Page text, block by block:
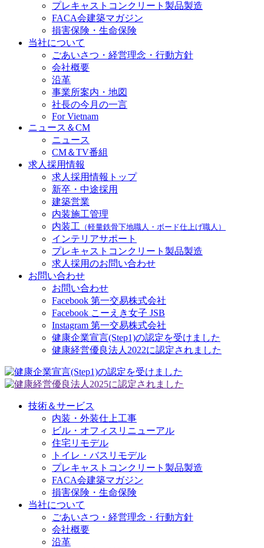
プレキャストコンクリート製品製造
FACA会建築マガジン
損害保険・生命保険
当社について
ごあいさつ・経営理念・行動方針
会社概要
沿革
事業所案内・地図
社長の今月の一言
For Vietnam
ニュース＆CM
ニュース
CM＆TV番組
求人採用情報
求人採用情報トップ
新卒・中途採用
建築営業
内装施工管理
内装工 （軽量鉄骨下地職人・ボード仕上げ職人）
インテリアサポート
プレキャストコンクリート製品製造
求人採用のお問い合わせ
お問い合わせ
お問い合わせ
Facebook 第一交易株式会社
Facebook こーえき女子 JSB
Instagram 第一交易株式会社
健康企業宣言(Step1)の認定を受けました
健康経営優良法人2022に認定されました
技術＆サービス
内装・外装仕上工事
ビル・オフィスリニューアル
住宅リモデル
トイレ・バスリモデル
プレキャストコンクリート製品製造
FACA会建築マガジン
損害保険・生命保険
当社について
ごあいさつ・経営理念・行動方針
会社概要
沿革